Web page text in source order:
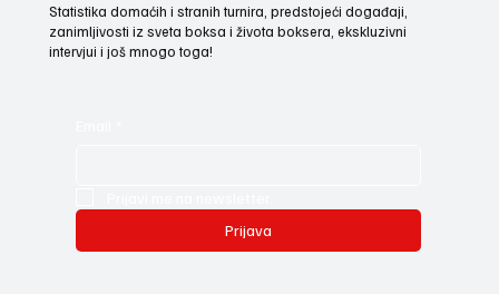
Statistika domaćih i stranih turnira, predstojeći događaji,
zanimljivosti iz sveta boksa i života boksera, ekskluzivni
intervjui i još mnogo toga!
Prijava